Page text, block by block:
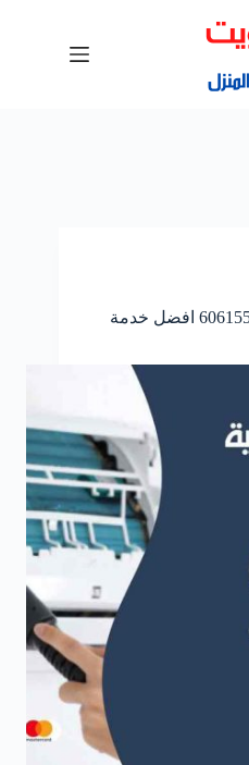
فني صيانة تكييف الصليبية 60615556 افضل خدمة